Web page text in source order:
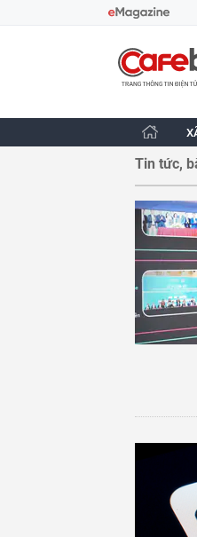
CafeBiz - Trang chủ
Tin tức,